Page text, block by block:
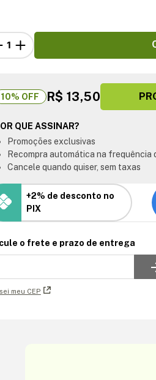
10% OFF R$ 13,50
QUE ASSINAR?
Promoções exclusivas
Recompra automática na frequência
Cancele quando quiser, sem taxas
+2% de desconto no
PIX
o frete e prazo de entrega
meu CEP